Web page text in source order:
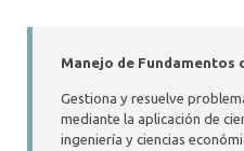
Manejo de Fundamentos
Gestiona y resuelve
mediante la aplicación de
ingeniería y ciencias